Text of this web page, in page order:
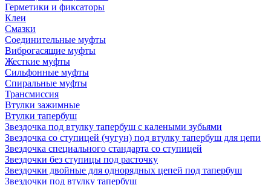
Герметики и фиксаторы
Клеи
Смазки
Соединительные муфты
Виброгасящие муфты
Жесткие муфты
Сильфонные муфты
Спиральные муфты
Трансмиссия
Втулки зажимные
Втулки тапербуш
Звездочка под втулку тапербуш c калеными зубьями
Звездочка со ступицей (чугун) под втулку тапербуш для цепи
Звездочка специального стандарта со ступицей
Звездочки без ступицы под расточку
Звездочки двойные для однорядных цепей под тапербуш
Звездочки под втулку тапербуш